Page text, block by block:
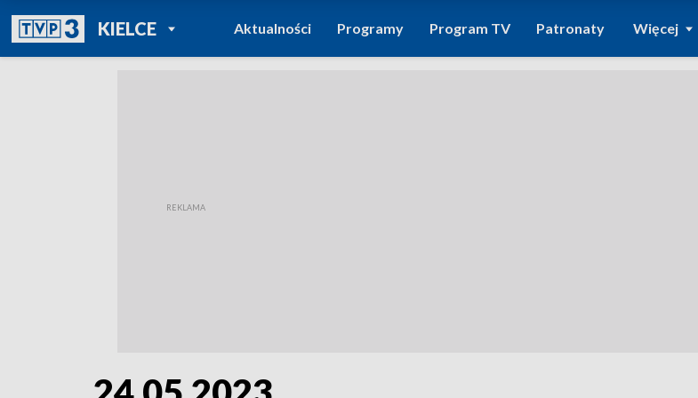
KIELCEPOWRÓT DO
TVP REGIONY
Aktualności Programy Program TV Patronaty Więcej